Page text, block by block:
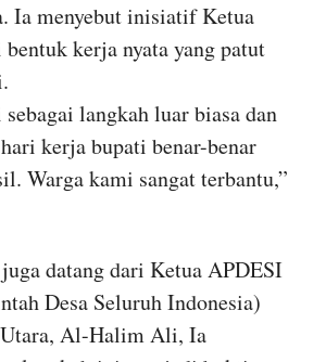
Ia menyebut inisiatif Ketua
kerja nyata yang patut
langkah luar biasa dan
kerja bupati benar-benar
Warga kami sangat terbantu,”
datang dari Ketua APDESI
Desa Seluruh Indonesia)
Utara, Al-Halim Ali, Ia